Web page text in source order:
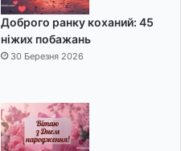
Доброго ранку коханий: 45
ніжих побажань
30 Березня 2026